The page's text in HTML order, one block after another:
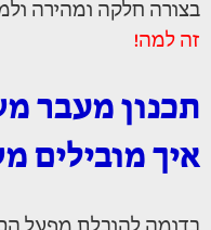
בצורה חלקה ומהירה
זה למה!
תכנון מעבר
איך מובילים